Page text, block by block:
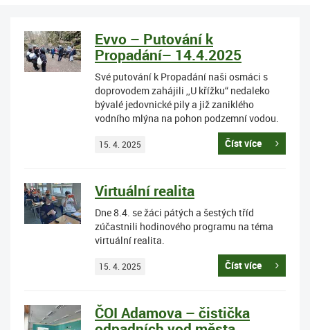
Evvo – Putování k
Propadání– 14.4.2025
Své putování k Propadání naši osmáci s
doprovodem zahájili ,,U křížku“ nedaleko
bývalé jedovnické pily a již zaniklého
vodního mlýna na pohon podzemní vodou.
15. 4. 2025 Číst více
Virtuální realita
Dne 8.4. se žáci pátých a šestých tříd
zúčastnili hodinového programu na téma
virtuální realita.
15. 4. 2025 Číst více
ČOI Adamova – čistička